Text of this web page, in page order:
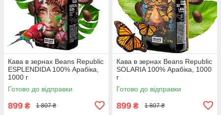
Кава в зернах Beans Republic
ESPLENDIDA 100% Арабіка,
1000 г
Готово до відправки
899 ₴ 1 807 ₴
Кава в зернах Beans Republic
SOLARIA 100% Арабіка, 1000
г
Готово до відправки
899 ₴ 1 807 ₴